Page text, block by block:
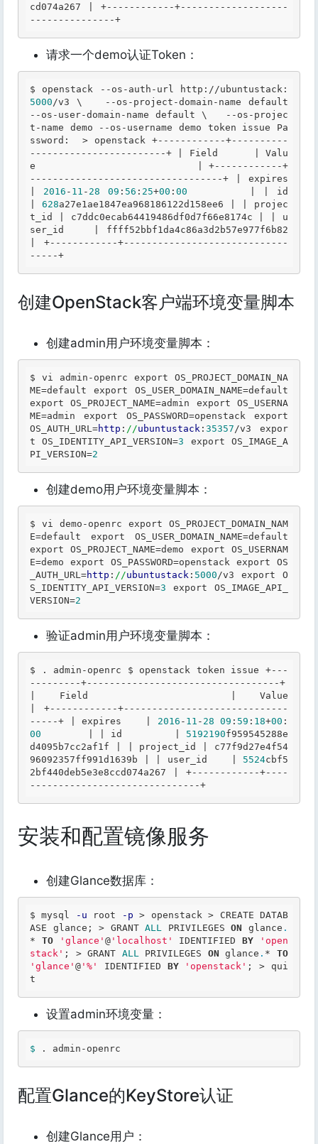
cd074a267 | +------------+-------------------
---------------+
请求一个demo认证Token：
$ openstack --os-auth-url http: //ubuntustack:
5000/v3 \   --os-project-domain-name default
--os-user-domain-name default \   --os-projec
t-name demo --os-username demo token issue Pa
ssword :  > openstack +------------+----------
------------------------+ | Field
      |
Valu
e
                            | +------------+
----------------------------------+
| expires
2016 - 11 - 28 09 : 56 : 25+00 : 00
| id
628a27e1ae1847ea968186122d158ee6 |
| projec
t_id | c7ddc0ecab64419486df0d7f66e8174c |
| u
ser_id    | ffff52bbf1da4c86a3d2b57e977f6b82
+------------+-----------------------------
-----+
创建OpenStack客户端环境变量脚本
创建admin用户环境变量脚本：
$ vi admin-openrc export OS_PROJECT_DOMAIN_NA
ME=default export OS_USER_DOMAIN_NAME=default
export OS_PROJECT_NAME=admin export OS_USERNA
ME=admin export OS_PASSWORD=openstack export
OS_AUTH_URL=http : //ubuntustack : 35357/v3 expor
t OS_IDENTITY_API_VERSION=3 export OS_IMAGE_A
PI_VERSION=2
创建demo用户环境变量脚本：
$ vi demo-openrc export OS_PROJECT_DOMAIN_NAM
E=default export OS_USER_DOMAIN_NAME=default
export OS_PROJECT_NAME=demo export OS_USERNAM
E=demo export OS_PASSWORD=openstack export OS
_AUTH_URL=http : //ubuntustack : 5000/v3 export O
S_IDENTITY_API_VERSION=3 export OS_IMAGE_API_
VERSION=2
验证admin用户环境变量脚本：
$ . admin-openrc $ openstack token issue +---
---------+----------------------------------+
Field
Value
| +------------+-----------------------------
-----+
| expires    | 2016 - 11 - 28 09 : 59 : 18+00 :
00
| id         | 5192190f959545288e
d4095b7cc2af1f |
| project_id | c77f9d27e4f54
96092357ff991d1639b |
| user_id    | 5524cbf5
2bf440deb5e3e8ccd074a267 | +------------+----
------------------------------+
安装和配置镜像服务
创建Glance数据库：
$ mysql -u root -p > openstack > CREATE DATAB
ASE glance; > GRANT ALL PRIVILEGES ON glance .
*
TO 'glance' @'localhost' IDENTIFIED BY
'open
stack' ; > GRANT ALL PRIVILEGES ON glance . *
TO
'glance' @ '%' IDENTIFIED BY 'openstack' ; > qui
t
设置admin环境变量：
$ . admin-openrc
配置Glance的KeyStore认证
创建Glance用户：